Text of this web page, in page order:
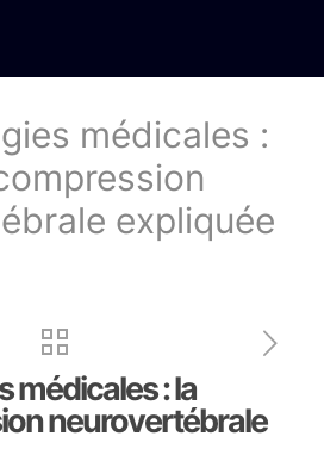
médicales :
expliquée
médicales : la
neurovertébrale